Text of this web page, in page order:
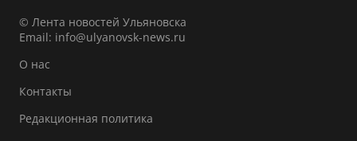
© Лента новостей Ульяновска
Email: info@ulyanovsk-news.ru
О нас
Контакты
Редакционная политика